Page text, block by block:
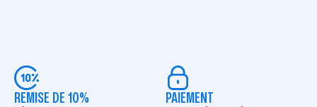
REMISE DE 10%
PAIEMENT